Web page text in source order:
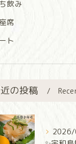
飲み
席
ト
の投稿